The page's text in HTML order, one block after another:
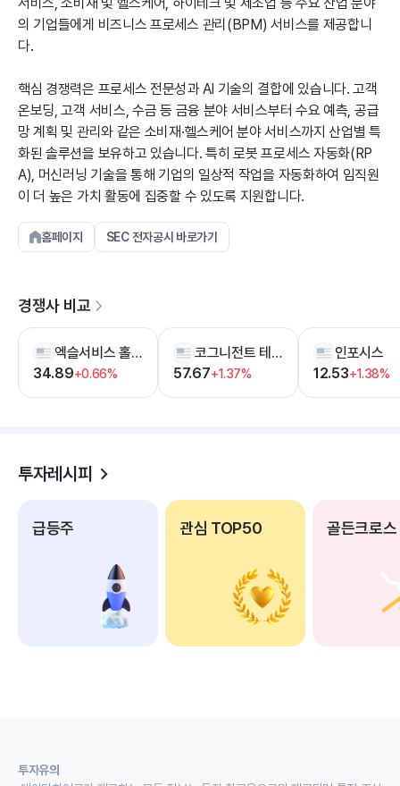
의 기업들에게 비즈니스 프로세스 관리(BPM) 서비스를 제공합니
다.
핵심 경쟁력은 프로세스 전문성과 AI 기술의 결합에 있습니다. 고객
온보딩, 고객 서비스, 수금 등 금융 분야 서비스부터 수요 예측, 공급
망 계획 및 관리와 같은 소비재·헬스케어 분야 서비스까지 산업별 특
화된 솔루션을 보유하고 있습니다. 특히 로봇 프로세스 자동화(RP
A), 머신러닝 기술을 통해 기업의 일상적 작업을 자동화하여 임직원
이 더 높은 가치 활동에 집중할 수 있도록 지원합니다.
홈페이지 SEC 전자공시 바로가기
경쟁사 비교
엑슬서비스 홀딩스
34.89+0.66%
코그니전트 테크놀러지 솔루션즈
57.67+1.37%
인포시스
12.53+1.38%
투자레시피
급등주 관심 TOP50 골든크로스
투자유의